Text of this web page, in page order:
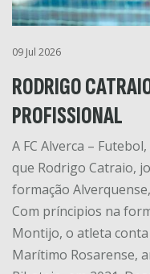
09 Jul 2026
RODRIGO
PROFISSIONAL
A FC Alverca –
que Rodrigo Catraio,
formação
Com príncipios na
Montijo, o atleta
Marítimo Rosarense,